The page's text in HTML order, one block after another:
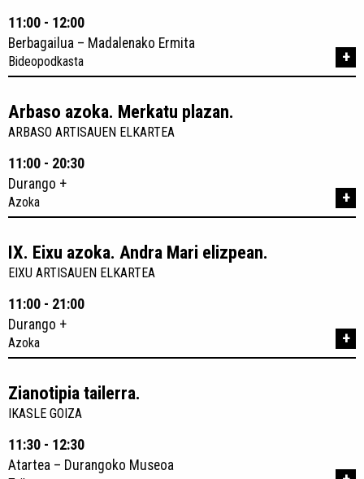
11:00 - 12:00
Berbagailua – Madalenako Ermita
Bideopodkasta +
Arbaso azoka. Merkatu plazan.
ARBASO ARTISAUEN ELKARTEA
11:00 - 20:30
Durango +
Azoka +
IX. Eixu azoka. Andra Mari elizpean.
EIXU ARTISAUEN ELKARTEA
11:00 - 21:00
Durango +
Azoka +
Zianotipia tailerra.
IKASLE GOIZA
11:30 - 12:30
Atartea – Durangoko Museoa